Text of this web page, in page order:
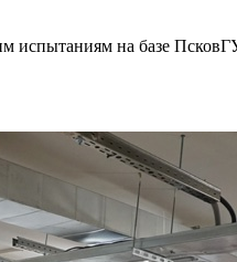
на базе